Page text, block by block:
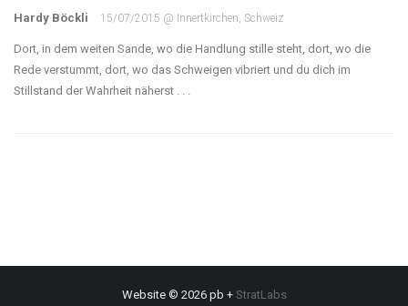
Hardy Böckli 15/07/2015 @ Innertkirchen, Schweiz
Dort, in dem weiten Sande, wo die Handlung stille steht, dort, wo die
Rede verstummt, dort, wo das Schweigen vibriert und du dich im
Stillstand der Wahrheit näherst . . .
Website © 2026 pb + StratLabs